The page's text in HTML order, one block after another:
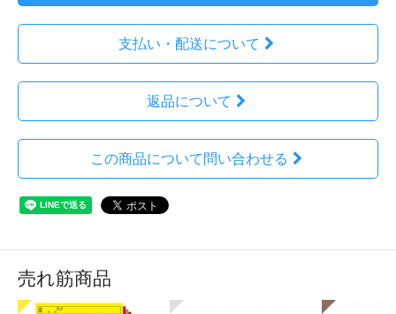
支払い・配送について
返品について
この商品について問い合わせる
売れ筋商品